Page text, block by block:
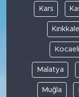
Kars
Kırıkkale
Kocaeli
Malatya
Muğla